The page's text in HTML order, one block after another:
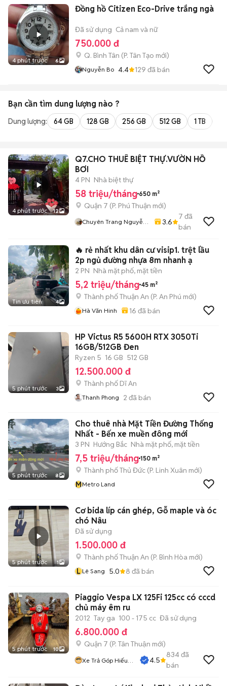
4 phút trước 6
Đồng hồ Citizen Eco-Drive trắng ngà
Đã sử dụng Cả nam và nữ
750.000 đ
Q. Bình Tân (P. Tân Tạo mới)
Nguyễn Bo 4.4 129 đã bán
Bạn cần tìm dung lượng nào ?
Dung lượng: 64 GB 128 GB 256 GB 512 GB 1 TB
4 phút trước 12
Q7.CHO THUÊ BIỆT THỰ.VƯỜN HỒ
BƠI
4 PN Nhà biệt thự
58 triệu/tháng 650 m²
Quận 7 (P. Phú Thuận mới)
Chuyên Trang Nguyễn
3.6
7 đã
bán
Tin ưu tiên 4
🔥 rẻ nhất khu dân cư visip1. trệt lầu
2p ngủ đường nhựa 8m nhanh ạ
2 PN Nhà mặt phố, mặt tiền
5,2 triệu/tháng 45 m²
Thành phố Thuận An (P. An Phú mới)
Hà Văn Hinh 16 đã bán
5 phút trước 3
HP Victus R5 5600H RTX 3050Ti
16GB/512GB Đen
Ryzen 5 16 GB 512 GB
12.500.000 đ
Thành phố Dĩ An
Thanh Phong 2 đã bán
5 phút trước 8
Cho thuê nhà Mặt Tiền Đường Thống
Nhất - Bến xe muền đông mới
3 PN Hướng Bắc Nhà mặt phố, mặt tiền
7,5 triệu/tháng 150 m²
Thành phố Thủ Đức (P. Linh Xuân mới)
MMetro Land
5 phút trước 1
Cơ bida líp cán ghép, Gỗ maple và óc
chó Nâu
Đã sử dụng
1.500.000 đ
Thành phố Thuận An (P. Bình Hòa mới)
L Lê Sang 5.0 8 đã bán
5 phút trước 10
Piaggio Vespa LX 125Fi 125cc có cccd
chủ máy êm ru
2012 Tay ga 100 - 175 cc Đã sử dụng
6.800.000 đ
Quận 7 (P. Tân Thuận mới)
Xe Trả Góp Hiếu
4.5
834đã
bán